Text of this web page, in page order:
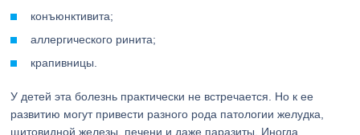
конъюнктивита;
аллергического ринита;
крапивницы.
У детей эта болезнь практически не встречается. Но к ее
развитию могут привести разного рода патологии желудка,
щитовидной железы, печени и даже паразиты. Иногда